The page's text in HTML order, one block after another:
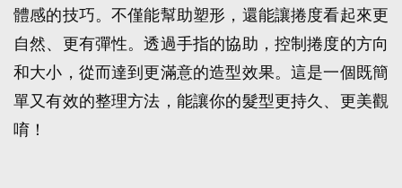
體感的技巧。不僅能幫助塑形，還能讓捲度看起來更
自然、更有彈性。透過手指的協助，控制捲度的方向
和大小，從而達到更滿意的造型效果。這是一個既簡
單又有效的整理方法，能讓你的髮型更持久、更美觀
唷！